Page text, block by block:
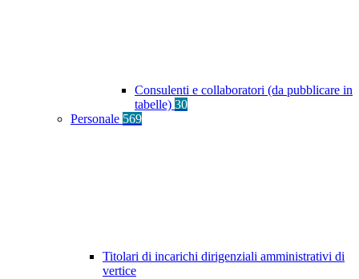
Consulenti e collaboratori (da pubblicare in
tabelle) 30
Personale 569
Titolari di incarichi dirigenziali amministrativi di
vertice